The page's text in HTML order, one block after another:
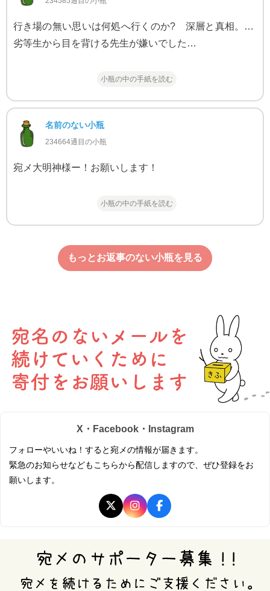
行き場の無い思いは何処へ行くのか? 深層と真相。…
劣等生から目を背ける先生が嫌いでした…
小瓶の中の手紙を読む
名前のない小瓶
234664通目の小瓶
宛メ大明神様ー！お願いします！
小瓶の中の手紙を読む
もっとお返事のない小瓶を見る
X・Facebook・Instagram
フォローやいいね！すると宛メの情報が届きます。
緊急のお知らせなどもこちらから配信しますので、ぜひ登録をお
願いします。